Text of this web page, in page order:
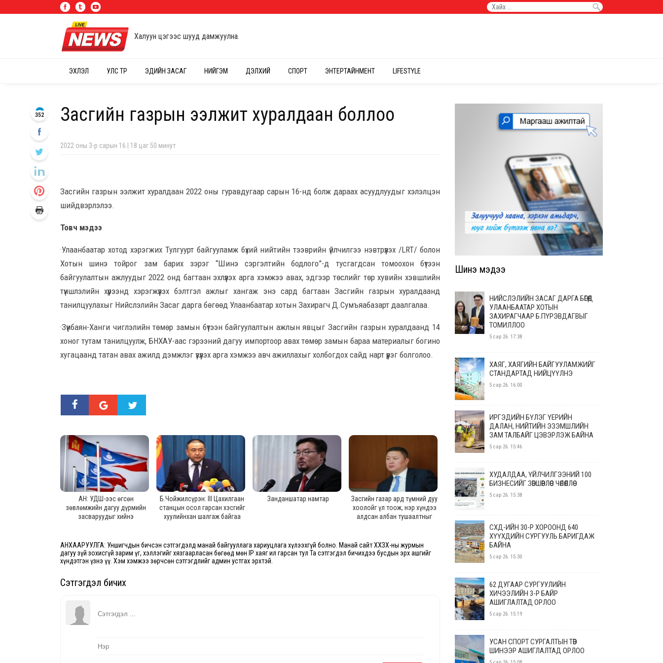
Халуун цэгээс шууд дамжуулна.
ЭХЛЭЛ УЛС ТӨР ЭДИЙН ЗАСАГ НИЙГЭМ ДЭЛХИЙ СПОРТ ЭНТЕРТАЙНМЕНТ LIFESTYLE
Засгийн газрын ээлжит хуралдаан боллоо
2022 оны 3-р сарын 16 | 18 цаг 50 минут
352
Засгийн газрын ээлжит хуралдаан 2022 оны гуравдугаар сарын 16-нд болж дараах асуудлуудыг хэлэлцэн
шийдвэрлэлээ.
Товч мэдээ
·Улаанбаатар хотод хэрэгжих Тулгуурт байгууламж бүхий нийтийн тээврийн үйлчилгээ нэвтрүүлэх /LRT/ болон
Хотын шинэ тойрог зам барих зэрэг “Шинэ сэргэлтийн бодлого”-д тусгагдсан томоохон бүтээн
байгуулалтын ажлуудыг 2022 онд багтаан эхлүүлэх арга хэмжээ авах, эдгээр төслийг төр хувийн хэвшлийн
түншлэлийн хүрээнд хэрэгжүүлэх бэлтгэл ажлыг хангаж энэ сард багтаан Засгийн газрын хуралдаанд
танилцуулахыг Нийслэлийн Засаг дарга бөгөөд Улаанбаатар хотын Захирагч Д.Сумъяабазарт даалгалаа.
·Зүүнбаян-Ханги чиглэлийн төмөр замын бүтээн байгуулалтын ажлын явцыг Засгийн газрын хуралдаанд 14
хоног тутам танилцуулж, БНХАУ-аас гэрээний дагуу импортоор авах төмөр замын бараа материалыг богино
хугацаанд татан авах ажилд дэмжлэг үзүүлэх арга хэмжээ авч ажиллахыг холбогдох сайд нарт үүрэг болголоо.
АН: УДШ-ээс өгсөн
зөвлөмжийн дагуу дүрмийн
засваруудыг хийнэ
Б.Чойжилсүрэн: III Цахилгаан
станцын осол гарсан хэсгийг
хуулийнхан шалгаж байгаа
Занданшатар намтар
Засгийн газар ард түмний дуу
хоолойг үл тоож, нэр хүндээ
алдсан албан тушаалтныг
АНХААРУУЛГА: Уншигчдын бичсэн сэтгэгдэлд манай байгууллага хариуцлага хүлээхгүй болно. Манай сайт ХХЗХ-ны журмын
дагуу зүй зохисгүй зарим үг, хэллэгийг хязгаарласан бөгөөд мөн IP хаяг ил гарсан тул Та сэтгэгдэл бичихдээ бусдын эрх ашгийг
хүндэтгэн үзнэ үү. Хэм хэмжээ зөрчсөн сэтгэгдлийг админ устгах эрхтэй.
Сэтгэгдэл бичих
Шинэ мэдээ
НИЙСЛЭЛИЙН ЗАСАГ ДАРГА БӨГӨӨД
УЛААНБААТАР ХОТЫН
ЗАХИРАГЧААР Б.ПҮРЭВДАГВЫГ
ТОМИЛЛОО
5 сар 26. 17:38
ХАЯГ, ХАЯГИЙН БАЙГУУЛАМЖИЙГ
СТАНДАРТАД НИЙЦҮҮЛНЭ
5 сар 26. 16:00
ИРГЭДИЙН БҮЛЭГ ҮЕРИЙН
ДАЛАН, НИЙТИЙН ЭЗЭМШЛИЙН
ЗАМ ТАЛБАЙГ ЦЭВЭРЛЭЖ БАЙНА
5 сар 26. 15:46
ХУДАЛДАА, ҮЙЛЧИЛГЭЭНИЙ 100
БИЗНЕСИЙГ ЗӨВШӨӨРЛӨӨС ЧӨЛӨӨЛЛӨӨ
5 сар 26. 15:38
СХД-ИЙН 30-Р ХОРООНД 640
ХҮҮХДИЙН СУРГУУЛЬ БАРИГДАЖ
БАЙНА
5 сар 26. 15:30
62 ДУГААР СУРГУУЛИЙН
ХИЧЭЭЛИЙН 3-Р БАЙР
АШИГЛАЛТАД ОРЛОО
5 сар 26. 15:19
УСАН СПОРТ СУРГАЛТЫН ТӨВ
ШИНЭЭР АШИГЛАЛТАД ОРЛОО